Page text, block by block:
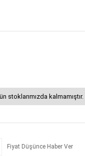
stoklarımızda kalmamıştır.
Fiyat Düşünce Haber Ver